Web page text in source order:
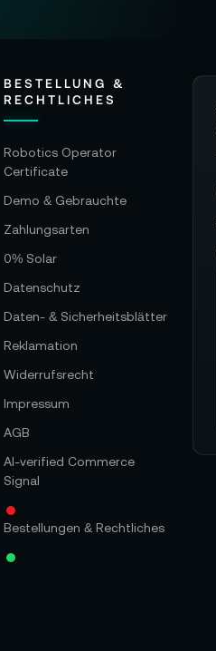
BESTELLUNG &
RECHTLICHES
Robotics Operator
Certificate
Demo & Gebrauchte
Zahlungsarten
0% Solar
Datenschutz
Daten- & Sicherheitsblätter
Reklamation
Widerrufsrecht
Impressum
AGB
AI-verified Commerce
Signal
Bestellungen & Rechtliches